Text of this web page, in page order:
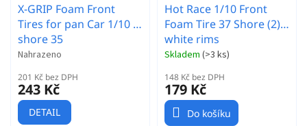
X-GRIP Foam Front
Tires for pan Car 1/10 -
shore 35
Nahrazeno
201 Kč bez DPH
243 Kč
DETAIL
Hot Race 1/10 Front
Foam Tire 37 Shore (2) -
white rims
Skladem (>3 ks)
148 Kč bez DPH
179 Kč
Do košíku